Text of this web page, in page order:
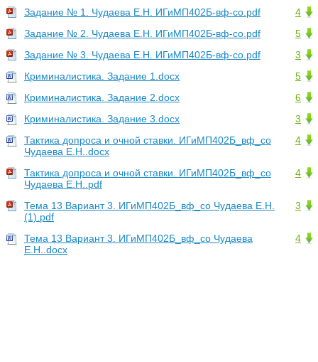
4
Задание № 1. Чудаева Е.Н. ИГиМП402Б-вф-со.pdf
5
Задание № 2. Чудаева Е.Н. ИГиМП402Б-вф-со.pdf
3
Задание № 3. Чудаева Е.Н. ИГиМП402Б-вф-со.pdf
5
Криминалистика. Задание 1.docx
6
Криминалистика. Задание 2.docx
3
Криминалистика. Задание 3.docx
4
Тактика допроса и очной ставки. ИГиМП402Б_вф_со
Чудаева Е.Н..docx
4
Тактика допроса и очной ставки. ИГиМП402Б_вф_со
Чудаева Е.Н..pdf
3
Тема 13 Вариант 3. ИГиМП402Б_вф_со Чудаева Е.Н.
(1).pdf
4
Тема 13 Вариант 3. ИГиМП402Б_вф_со Чудаева
Е.Н..docx